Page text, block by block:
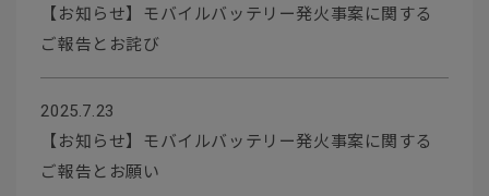
【お知らせ】モバイルバッテリー発火事案に関する
ご報告とお詫び
2025.7.23
【お知らせ】モバイルバッテリー発火事案に関する
ご報告とお願い